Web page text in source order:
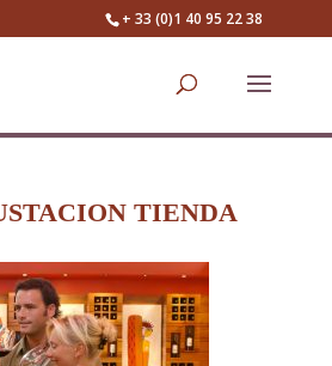
+ 33 (0)1 40 95 22 38
TIENDA